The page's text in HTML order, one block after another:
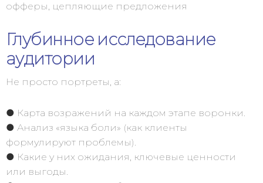
офферы, цепляющие предложения
Глубинное исследование
аудитории
Не просто портреты, а:
● Карта возражений на каждом этапе воронки.
● Анализ «языка боли» (как клиенты
формулируют проблемы).
● Какие у них ожидания, ключевые ценности
или выгоды.